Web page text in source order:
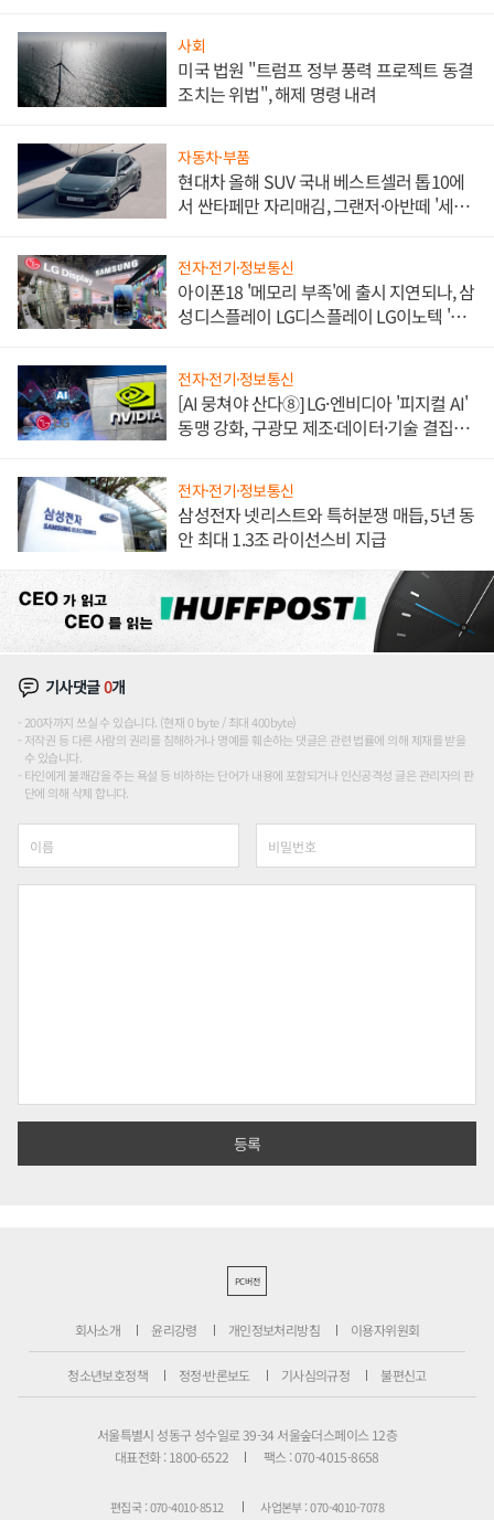
사회
미국 법원 "트럼프 정부 풍력 프로젝트 동결
조치는 위법", 해제 명령 내려
자동차·부품
현대차 올해 SUV 국내 베스트셀러 톱10에
서 싼타페만 자리매김, 그랜저·아반떼 '세단
전자·전기·정보통신
아이폰18 '메모리 부족'에 출시 지연되나, 삼
성디스플레이 LG디스플레이 LG이노텍 '탈
전자·전기·정보통신
[AI 뭉쳐야 산다⑧] LG·엔비디아 '피지컬 AI'
동맹 강화, 구광모 제조·데이터·기술 결집
전자·전기·정보통신
삼성전자 넷리스트와 특허분쟁 매듭, 5년 동
안 최대 1.3조 라이선스비 지급
기사댓글0개
200자까지 쓰실 수 있습니다. (현재 0 byte / 최대 400byte)
저작권 등 다른 사람의 권리를 침해하거나 명예를 훼손하는 댓글은 관련 법률에 의해 제재를 받을
수 있습니다.
타인에게 불쾌감을 주는 욕설 등 비하하는 단어가 내용에 포함되거나 인신공격성 글은 관리자의 판
단에 의해 삭제 합니다.
PC버전
회사소개 윤리강령 개인정보처리방침 이용자위원회
청소년보호정책 정정·반론보도 기사심의규정 불편신고
서울특별시 성동구 성수일로 39-34 서울숲더스페이스 12층
대표전화 : 1800-6522
팩스 : 070-4015-8658
편집국 : 070-4010-8512 사업본부 : 070-4010-7078